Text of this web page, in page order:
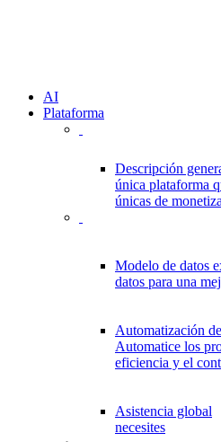
AI
Plataforma
Descripción
única plataforma
únicas de
Modelo de datos
datos para una
Automatización
Automatice los
eficiencia y el
Asistencia global
necesites